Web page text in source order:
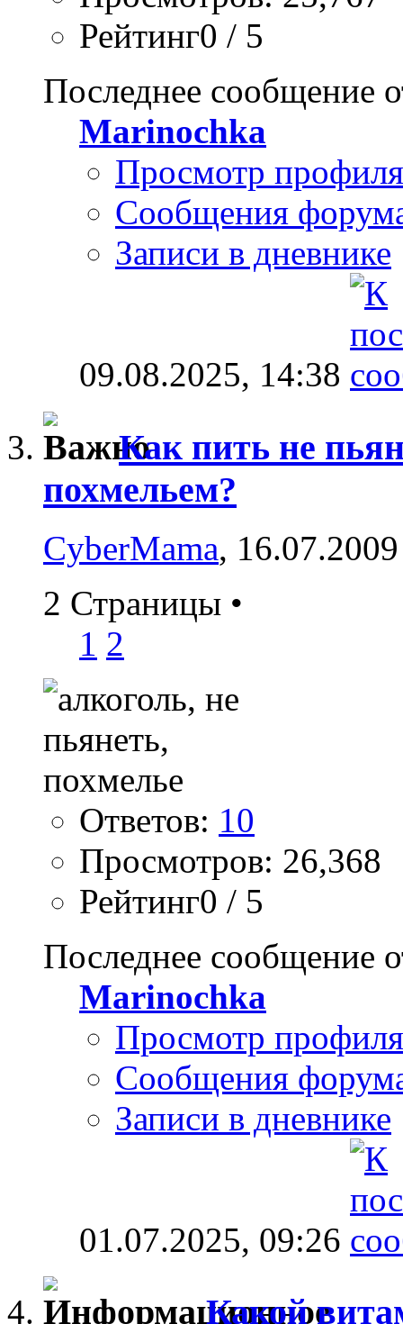
Рейтинг0 / 5
Последнее сообщение
Marinochka
Просмотр профиля
Сообщения
Записи в дневнике
09.08.2025, 14:38
Как пить не
похмельем?
CyberMama,
2 Страницы •
1 2
Ответов: 10
Просмотров: 26,368
Рейтинг0 / 5
Последнее сообщение
Marinochka
Просмотр профиля
Сообщения
Записи в дневнике
01.07.2025, 09:26
Какой